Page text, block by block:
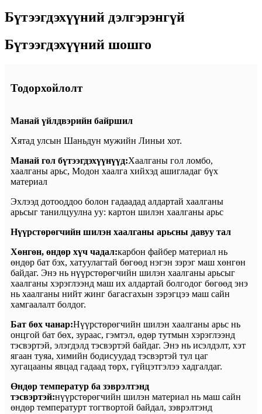
Бүтээгдэхүүний дэлгэрэнгүй
Бүтээгдэхүүний шошго
Тодорхойлолт
Манай үйлдвэрийн байршил
Хятад улсын Шаньдун мужийн Линьи хот.
Манай гол бүтээгдэхүүнүүд:Хаалганы гол ломбо,
хаалганы арьс, Модон хаалга хийхэд ашигладаг бүх
материал
Эхлээд дотооддоо болон гадаадад алдартай хаалганы
арьсыг танилцуулна уу: картон шилэн хаалганы арьс
Нүүрстөрөгчийн шилэн хаалганы арьсны давуу тал
Хөнгөн, өндөр хүч чадал:карбон файбер материал нь
өндөр бат бэх, хатуулагтай бөгөөд нэгэн зэрэг маш хөнгөн
байдаг. Энэ нь нүүрстөрөгчийн шилэн хаалганы арьсыг
хаалганы хэрэглээнд маш их алдартай болгодог бөгөөд энэ
нь хаалганы нийт жинг багасгахын зэрэгцээ маш сайн
хамгаалалт болдог.
Бат бөх чанар:Нүүрстөрөгчийн шилэн хаалганы арьс нь
онцгой бат бөх, зураас, гэмтэл, өдөр тутмын хэрэглээнд
тэсвэртэй, элэгдэлд тэсвэртэй байдаг. Энэ нь исэлдэлт, хэт
ягаан туяа, химийн бодисуудад тэсвэртэй тул цаг
хугацааны явцад гадаад төрх, гүйцэтгэлээ хадгалдаг.
Өндөр температур ба зэврэлтэнд
тэсвэртэй:нүүрстөрөгчийн шилэн материал нь маш сайн
өндөр температурт тогтвортой байдал, зэврэлтэнд